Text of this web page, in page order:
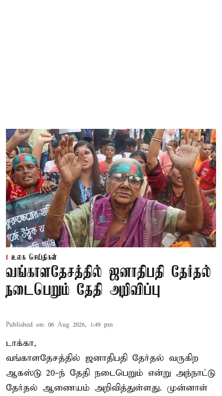
உலக செய்திகள்
வங்காளதேசத்தில் ஜனாதிபதி தேர்தல்
நடைபெறும் தேதி அறிவிப்பு
Published on: 06 Aug 2026, 1:49 pm
டாக்கா,
வங்காளதேசத்தில் ஜனாதிபதி தேர்தல் வருகிற
ஆகஸ்டு 20-ந் தேதி நடைபெறும் என்று அந்நாட்டு
தேர்தல் ஆணையம் அறிவித்துள்ளது. முன்னாள்